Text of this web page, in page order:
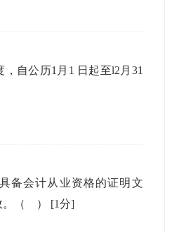
自公历1月1 日起至l2月31
备会计从业资格的证明文
。（ ） [1分]